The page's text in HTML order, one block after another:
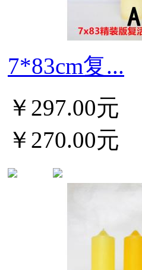
7*83cm复...
￥297.00元
￥270.00元